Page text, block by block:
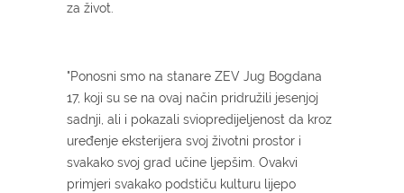
za život.
"Ponosni smo na stanare ZEV Jug Bogdana
17, koji su se na ovaj način pridružili jesenjoj
sadnji, ali i pokazali sviopredijeljenost da kroz
uređenje eksterijera svoj životni prostor i
svakako svoj grad učine ljepšim. Ovakvi
primjeri svakako podstiču kulturu lijepo